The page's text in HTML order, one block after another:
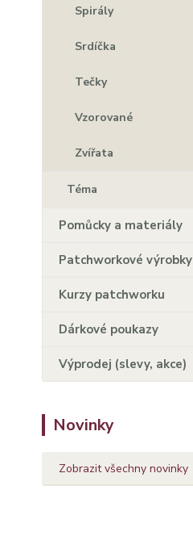
Spirály
Srdíčka
Tečky
Vzorované
Zvířata
Téma
Pomůcky a materiály
Patchworkové výrobky
Kurzy patchworku
Dárkové poukazy
Výprodej (slevy, akce)
Novinky
Zobrazit všechny novinky